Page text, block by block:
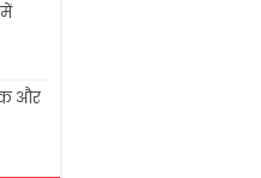
और